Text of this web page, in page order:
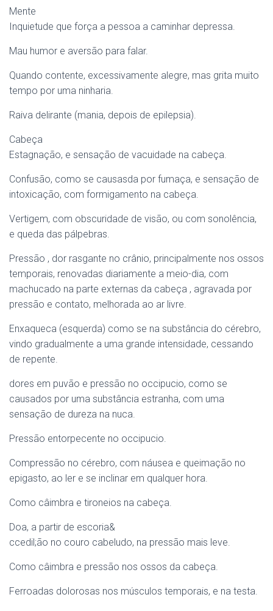
Mente
Inquietude que força a pessoa a caminhar depressa.
Mau humor e aversão para falar.
Quando contente, excessivamente alegre, mas grita muito
tempo por uma ninharia.
Raiva delirante (mania, depois de epilepsia).
Cabeça
Estagnação, e sensação de vacuidade na cabeça.
Confusão, como se causasda por fumaça, e sensação de
intoxicação, com formigamento na cabeça.
Vertigem, com obscuridade de visão, ou com sonolência,
e queda das pálpebras.
Pressão , dor rasgante no crânio, principalmente nos ossos
temporais, renovadas diariamente a meio-dia, com
machucado na parte externas da cabeça , agravada por
pressão e contato, melhorada ao ar livre.
Enxaqueca (esquerda) como se na substância do cérebro,
vindo gradualmente a uma grande intensidade, cessando
de repente.
dores em puvão e pressão no occipucio, como se
causados por uma substância estranha, com uma
sensação de dureza na nuca.
Pressão entorpecente no occipucio.
Compressão no cérebro, com náusea e queimação no
epigasto, ao ler e se inclinar em qualquer hora.
Como câimbra e tironeios na cabeça.
Doa, a partir de escoria&
ccedil;ão no couro cabeludo, na pressão mais leve.
Como câimbra e pressão nos ossos da cabeça.
Ferroadas dolorosas nos músculos temporais, e na testa.